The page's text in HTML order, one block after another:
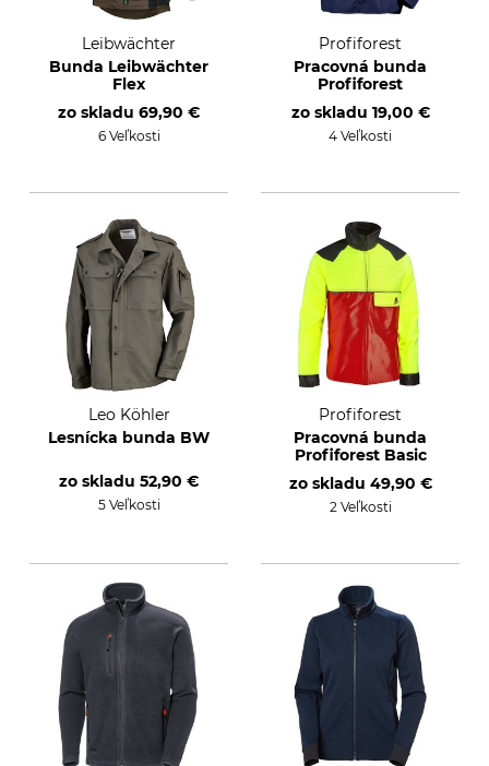
Leibwächter
Bunda Leibwächter
Flex
zo skladu 69,90 €
6 Veľkosti
Profiforest
Pracovná bunda
Profiforest
zo skladu 19,00 €
4 Veľkosti
Leo Köhler
Lesnícka bunda BW
zo skladu 52,90 €
5 Veľkosti
Profiforest
Pracovná bunda
Profiforest Basic
zo skladu 49,90 €
2 Veľkosti